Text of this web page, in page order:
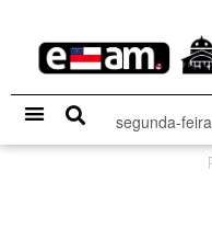
segunda-